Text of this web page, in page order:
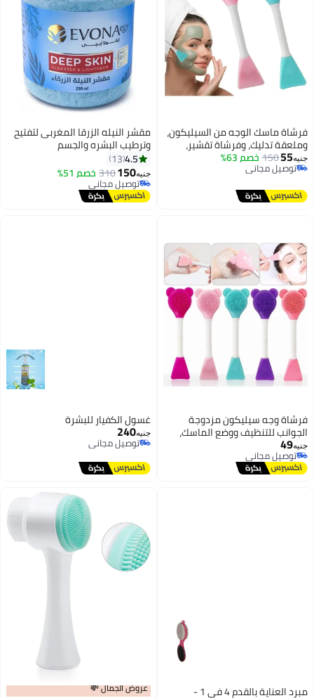
فرشاة ماسك الوجه من السيليكون،
وملعقة تدليك، وفرشاة تقشير،
وفرشاة مكياج ناعمة لتنظيف
الوجه، مناسبة للطين، والفحم،
جنيه55
150 خصم 63%
توصيل مجاني
توصيل مجاني
مقشر النيله الزرقا المغربى لتفتيح
وترطيب البشره والجسم
4.5
13
جنيه150
310 خصم 51%
توصيل مجاني
توصيل مجاني
فرشاة وجه سيليكون مزدوجة
الجوانب للتنظيف ووضع الماسك،
أداة تقشير للعناية بالبشرة
جنيه49
توصيل مجاني
توصيل مجاني
غسول الكفيار للبشرة
جنيه240
توصيل مجاني
توصيل مجاني
مبرد العناية بالقدم 4 في 1 - عروض الجمال 💸